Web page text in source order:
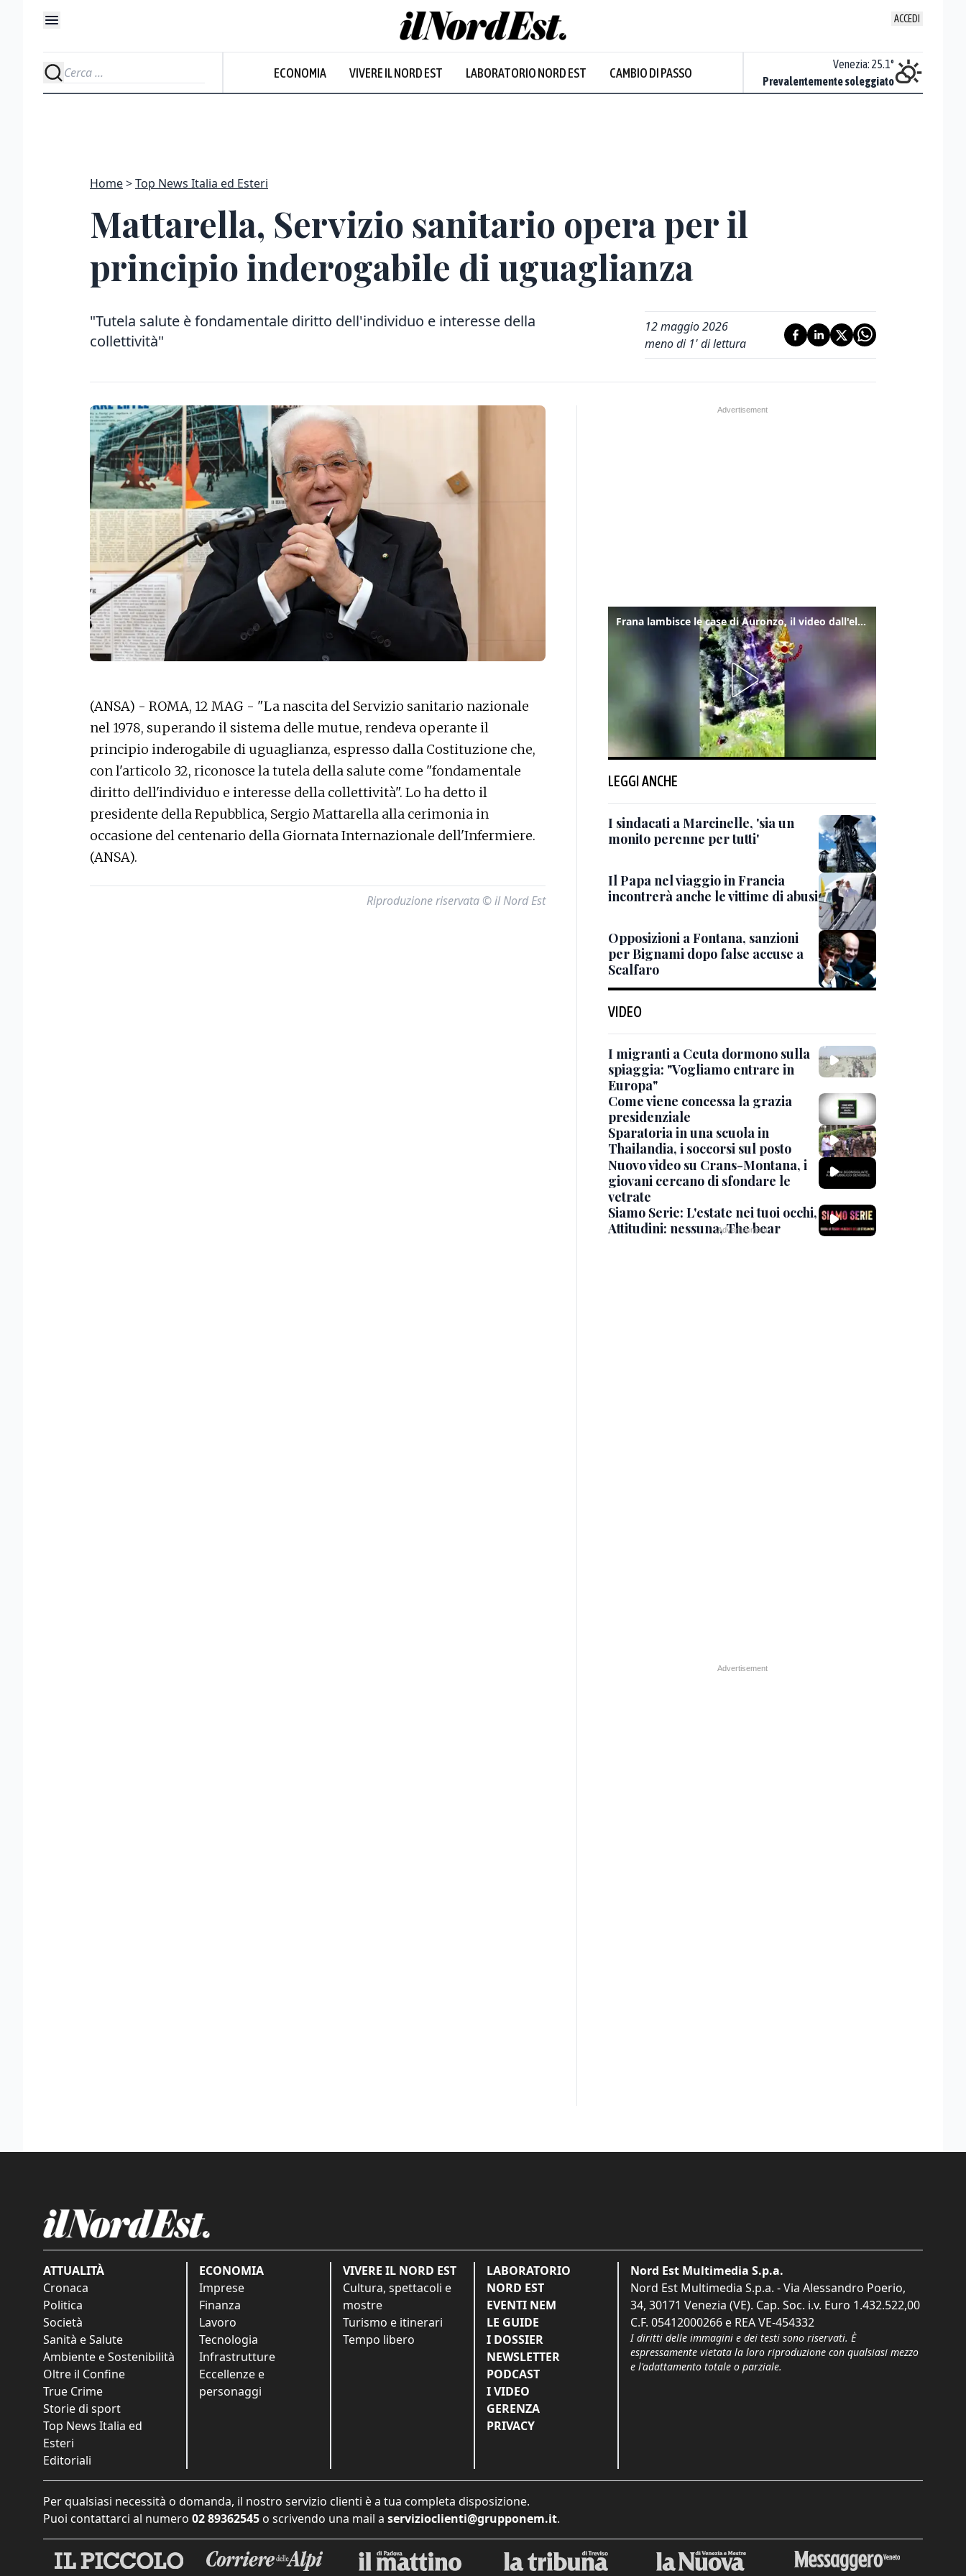
ACCEDI
ECONOMIA VIVERE IL NORD EST LABORATORIO NORD EST CAMBIO DI PASSO
Prevalentemente soleggiato
Venezia: 25.1°
Prevalentemente soleggiato
Home Top News Italia ed Esteri
Mattarella, Servizio sanitario opera per il
principio inderogabile di uguaglianza
"Tutela salute è fondamentale diritto dell'individuo e interesse della
collettività"
12 maggio 2026
meno di 1' di lettura
(ANSA) - ROMA, 12 MAG - "La nascita del Servizio sanitario nazionale
nel 1978, superando il sistema delle mutue, rendeva operante il
principio inderogabile di uguaglianza, espresso dalla Costituzione che,
con l'articolo 32, riconosce la tutela della salute come "fondamentale
diritto dell'individuo e interesse della collettività". Lo ha detto il
presidente della Repubblica, Sergio Mattarella alla cerimonia in
occasione del centenario della Giornata Internazionale dell'Infermiere.
(ANSA).
Riproduzione riservata © il Nord Est
Frana lambisce le case di Auronzo, il video dall'elicottero dei vigili del fuoco
LEGGI ANCHE
I sindacati a Marcinelle, 'sia un
monito perenne per tutti'
Il Papa nel viaggio in Francia
incontrerà anche le vittime di abusi
Opposizioni a Fontana, sanzioni
per Bignami dopo false accuse a
Scalfaro
VIDEO
I migranti a Ceuta dormono sulla
spiaggia: "Vogliamo entrare in
Europa"
Come viene concessa la grazia
presidenziale
Sparatoria in una scuola in
Thailandia, i soccorsi sul posto
Nuovo video su Crans-Montana, i
giovani cercano di sfondare le
vetrate
Siamo Serie: L'estate nei tuoi occhi,
Attitudini: nessuna, The bear
ATTUALITÀ
Cronaca
Politica
Società
Sanità e Salute
Ambiente e Sostenibilità
Oltre il Confine
True Crime
Storie di sport
Top News Italia ed
Esteri
Editoriali
ECONOMIA
Imprese
Finanza
Lavoro
Tecnologia
Infrastrutture
Eccellenze e
personaggi
VIVERE IL NORD EST
Cultura, spettacoli e
mostre
Turismo e itinerari
Tempo libero
LABORATORIO
NORD EST
EVENTI NEM
LE GUIDE
I DOSSIER
NEWSLETTER
PODCAST
I VIDEO
GERENZA
PRIVACY
Nord Est Multimedia S.p.a.
Nord Est Multimedia S.p.a. - Via Alessandro Poerio,
34, 30171 Venezia (VE). Cap. Soc. i.v. Euro 1.432.522,00
C.F. 05412000266 e REA VE-454332
I diritti delle immagini e dei testi sono riservati. È
espressamente vietata la loro riproduzione con qualsiasi mezzo
e l'adattamento totale o parziale.
Per qualsiasi necessità o domanda, il nostro servizio clienti è a tua completa disposizione.
Puoi contattarci al numero 02 89362545 o scrivendo una mail a servizioclienti@grupponem.it.